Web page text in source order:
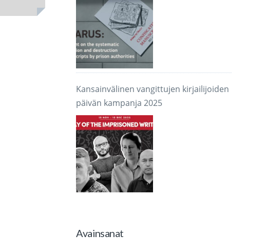
takavarikoinnista ja tuhoamisesta
Kansainvälinen vangittujen kirjailijoiden
päivän kampanja 2025
Avainsanat